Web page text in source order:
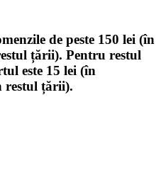
de peste 150 lei (în
țării). Pentru restul
este 15 lei (în
restul țării).